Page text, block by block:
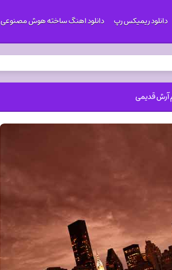
دانلود ریمیکس رپ دانلود اهنگ ساخته هوش مصنوعی
آرش قدیمی